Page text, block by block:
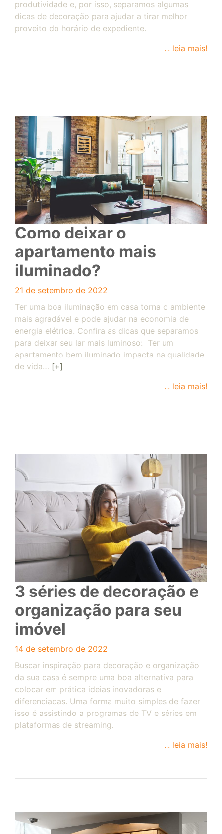
produtividade e, por isso, separamos algumas
dicas de decoração para ajudar a tirar melhor
proveito do horário de expediente.
... leia mais!
​​Como deixar o
apartamento mais
iluminado?
21 de setembro de 2022
Ter uma boa iluminação em casa torna o ambiente
mais agradável e pode ajudar na economia de
energia elétrica. Confira as dicas que separamos
para deixar seu lar mais luminoso: Ter um
apartamento bem iluminado impacta na qualidade
de vida… [+]
... leia mais!
3 séries de decoração e
organização para seu
imóvel
14 de setembro de 2022
Buscar inspiração para decoração e organização
da sua casa é sempre uma boa alternativa para
colocar em prática ideias inovadoras e
diferenciadas. Uma forma muito simples de fazer
isso é assistindo a programas de TV e séries em
plataformas de streaming.
... leia mais!